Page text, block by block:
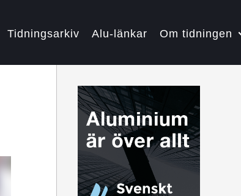
Tidningsarkiv Alu-länkar Om tidningen